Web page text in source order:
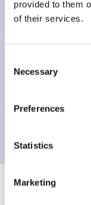
provided to them
of their services.
Selection
Necessary
Preferences
Statistics
Marketing
Telearbeit
des Bundes